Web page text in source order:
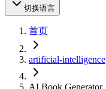
切换语言
首页
artificial-intelligence
AI Book Generator